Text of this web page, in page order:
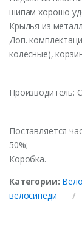
шипам хорошо
Крылья из
Доп.
колесные),
Производитель:
Поставляется
50%;
Коробка.
Категории:
велосипеди